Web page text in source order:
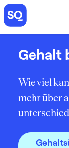
Gehalt
Wie viel
mehr über